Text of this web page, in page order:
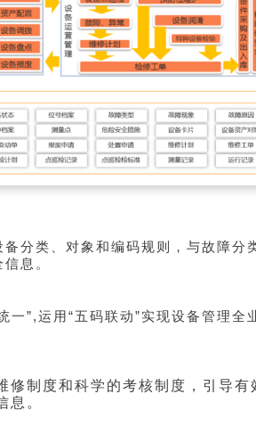
备分类、对象和编码规则，与故障分
息。
一”,运用“五码联动”实现设备管理
修制度和科学的考核制度，引导
息。